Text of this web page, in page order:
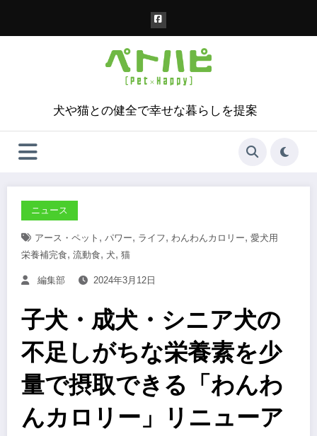
犬や猫との健全で幸せな暮らしを提案
ニュース
アース・ペット , パワー, ライフ, わんわんカロリー, 愛犬用
栄養補完食, 流動食, 犬, 猫
編集部 2024年3月12日
子犬・成犬・シニア犬の
不足しがちな栄養素を少
量で摂取できる「わんわ
んカロリー」リニューア